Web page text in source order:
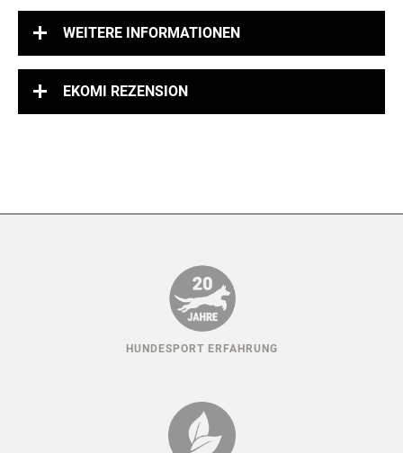
WEITERE INFORMATIONEN
EKOMI REZENSION
HUNDESPORT ERFAHRUNG